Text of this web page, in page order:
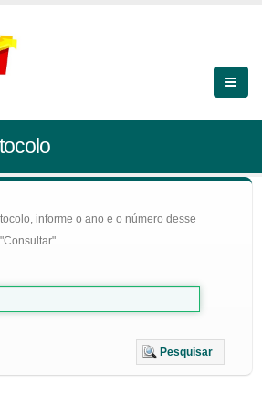
informe o ano e o número desse
Pesquisar